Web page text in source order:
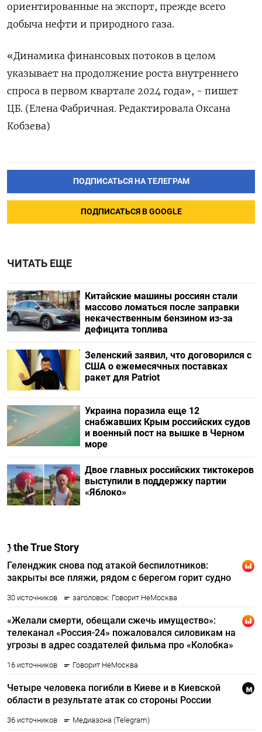
ориентированные на экспорт, прежде всего
добыча нефти и природного газа.
«Динамика финансовых потоков в целом
указывает на продолжение роста внутреннего
спроса в первом квартале 2024 года», - пишет
ЦБ. (Елена Фабричная. Редактировала Оксана
Кобзева)
ПОДПИСАТЬСЯ НА ТЕЛЕГРАМ
ПОДПИСАТЬСЯ В GOOGLE
ЧИТАТЬ ЕЩЕ
Китайские машины россиян стали
массово ломаться после заправки
некачественным бензином из-за
дефицита топлива
Зеленский заявил, что договорился с
США о ежемесячных поставках
ракет для Patriot
Украина поразила еще 12
снабжавших Крым российских судов
и военный пост на вышке в Черном
море
Двое главных российских тиктокеров
выступили в поддержку партии
«Яблоко»